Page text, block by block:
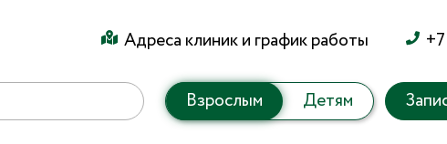
Адреса клиник и график работы
Взрослым Детям